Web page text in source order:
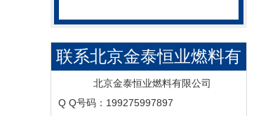
联系北京金泰恒业燃料有
限公司
北京金泰恒业燃料有限公司
Q Q号码：199275997897